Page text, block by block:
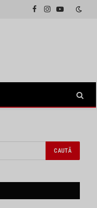
Facebook
InstagramYouTube